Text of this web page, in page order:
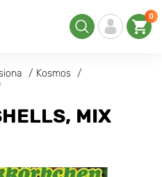
0
Kosmos
MIX